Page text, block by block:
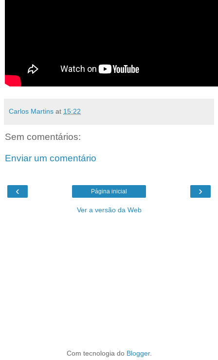
Carlos Martins at 15:22
Sem comentários:
Enviar um comentário
‹ ›
Página inicial
Ver a versão da Web
Com tecnologia do Blogger.